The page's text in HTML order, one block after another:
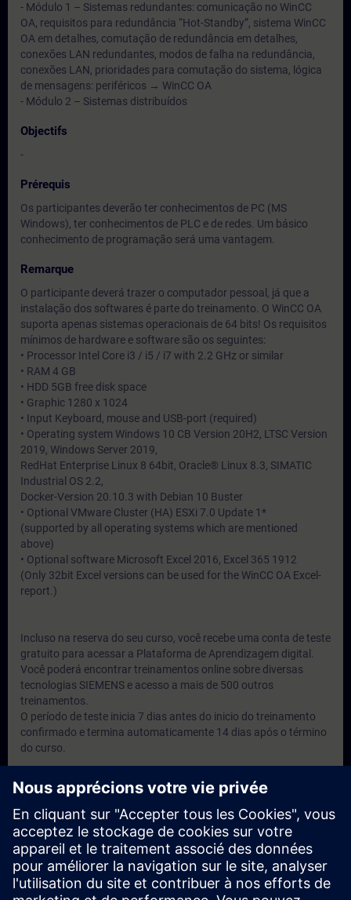
- Módulo 1 – Sistemas redundantes: comunicação no WinCC
OA, requisitos para redundância “Hot-Standby”, sistema WinCC
OA em detalhes, comutação de redundância em detalhes,
conexões LAN redundantes, modos de falha na redundância,
conexões LAN, prioridades para comutação do sistema, lógica
de mensagens: periféricos → WinCC OA
- Módulo 2 – Sistemas distribuídos
Objectifs
-
Prérequis
Os participantes deverão ter conhecimentos de PC (MS
Windows), ter conhecimentos de PLC e de redes. Um básico
conhecimento de programação será uma vantagem.
Remarque
O participante deverá trazer o computador pessoal, já que a
instalação dos softwares é parte do treinamento. O WinCC OA
suporta apenas sistemas operacionais de 64 bits! Os requisitos
mínimos de hardware e software são os seguintes:
• Processor Intel Core i3 / i5 / i7 with 2.2 GHz or similar
• RAM 4 GB
• HDD 5GB free disk space
• Graphic 1280 x 1024
• Input Keyboard, mouse and USB-port (required)
• Operating system Windows 10 CB Version 20H2, LTSC Version
2019, Windows Server 2019,
RedHat Enterprise Linux 8 64bit, Oracle® Linux 8.3, SIMATIC
Industrial OS 2.2,
Docker-Version 20.10.3 with Debian 10 Buster
• Optional VMware Cluster (HA) ESXi 7.0 Update 1*
(supported by all operating systems which are mentioned
above)
• Optional software Microsoft Excel 2016, Excel 365 1912
(Only 32bit Excel versions can be used for the WinCC OA Excel-
report.)
Incluso na reserva do seu curso, você recebe uma conta de teste
gratuito para acessar a Plataforma de Aprendizagem digital.
Você poderá encontrar treinamentos online sobre diversas
tecnologias SIEMENS e acesso a mais de 500 outros
treinamentos.
O período de teste inicia 7 dias antes do inicio do treinamento
confirmado e termina automaticamente 14 dias após o término
do curso.
Groupes cibles
Engenheiros, técnicos e usuários do produto.
Dates et inscriptions
Actuellement, aucun événement disponible